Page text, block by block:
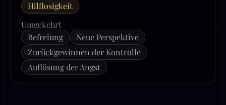
Hilflosigkeit
Umgekehrt
Befreiung
Neue Perspektive
Zurückgewinnen der Kontrolle
Auflösung der Angst